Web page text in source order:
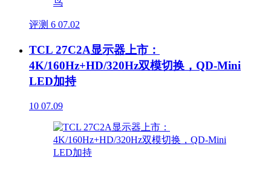
评测 6 07.02
TCL 27C2A显示器上市：
4K/160Hz+HD/320Hz双模切换，QD-Mini
LED加持
10 07.09